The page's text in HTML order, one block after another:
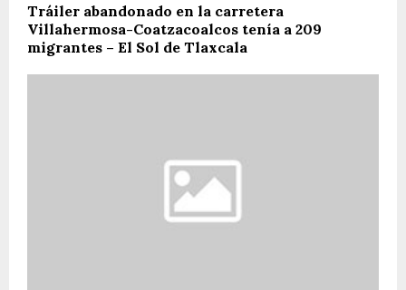
Tráiler abandonado en la carretera
Villahermosa-Coatzacoalcos tenía a 209
migrantes – El Sol de Tlaxcala